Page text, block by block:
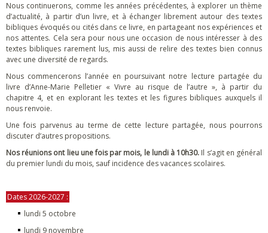
Nous continuerons, comme les années précédentes, à explorer un thème
d’actualité, à partir d’un livre, et à échanger librement autour des textes
bibliques évoqués ou cités dans ce livre, en partageant nos expériences et
nos attentes. Cela sera pour nous une occasion de nous intéresser à des
textes bibliques rarement lus, mis aussi de relire des textes bien connus
avec une diversité de regards.
Nous commencerons l’année en poursuivant notre lecture partagée du
livre d’Anne-Marie Pelletier « Vivre au risque de l’autre », à partir du
chapitre 4, et en explorant les textes et les figures bibliques auxquels il
nous renvoie.
Une fois parvenus au terme de cette lecture partagée, nous pourrons
discuter d’autres propositions.
Nos réunions ont lieu une fois par mois, le lundi à 10h30. Il s’agit en général
du premier lundi du mois, sauf incidence des vacances scolaires.
Dates 2026-2027 :
lundi 5 octobre
lundi 9 novembre